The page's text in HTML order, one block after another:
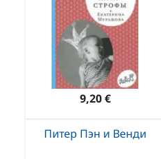
9,20 €
Питер Пэн и Венди